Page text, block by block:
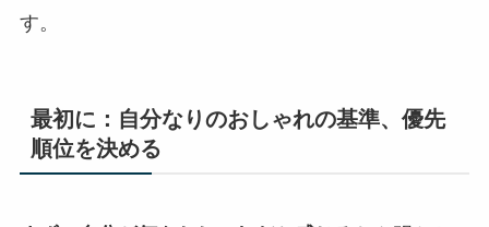
す。
最初に：自分なりのおしゃれの基準、優先
順位を決める